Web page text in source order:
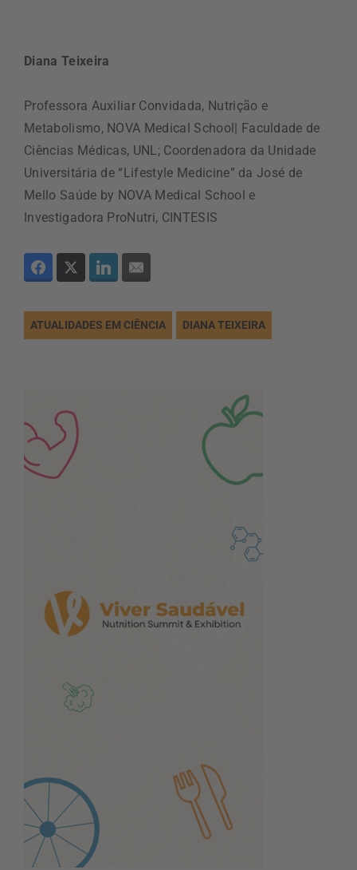
Diana Teixeira
Professora Auxiliar Convidada, Nutrição e
Metabolismo, NOVA Medical School| Faculdade de
Ciências Médicas, UNL; Coordenadora da Unidade
Universitária de “Lifestyle Medicine” da José de
Mello Saúde by NOVA Medical School e
Investigadora ProNutri, CINTESIS
ATUALIDADES EM CIÊNCIA DIANA TEIXEIRA